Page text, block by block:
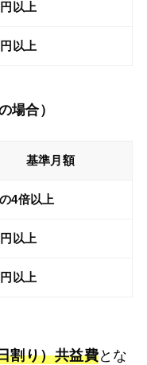
以上
以上
場合）
基準月額
4倍以上
以上
以上
割り）共益費とな